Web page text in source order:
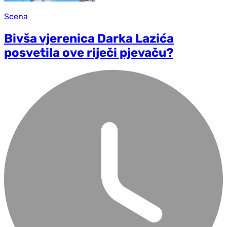
Scena
Bivša vjerenica Darka Lazića
posvetila ove riječi pjevaču?